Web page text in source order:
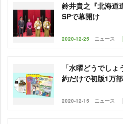
鈴井貴之『北海道
SPで幕開け
2020-12-25 ニュース
「水曜どうでし
約だけで初版1万
2020-12-15 ニュース